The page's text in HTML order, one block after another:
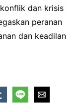
dan krisis
peranan
dan keadilan